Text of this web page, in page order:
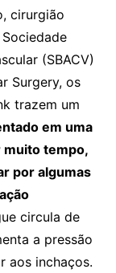
cirurgião
(SBACV)
Surgery, os
trazem um
em uma
muito tempo,
por algumas
circula de
a pressão
aos inchaços.